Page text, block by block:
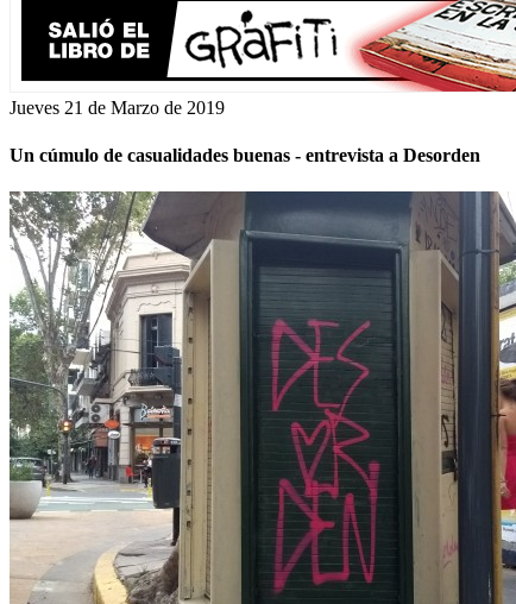
Jueves 21 de Marzo de 2019
Un cúmulo de casualidades buenas - entrevista a Desorden